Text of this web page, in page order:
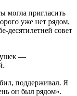
могла пригласить
уже нет рядом,
десятилетней совет
—
поддерживал. Я
он был рядом».